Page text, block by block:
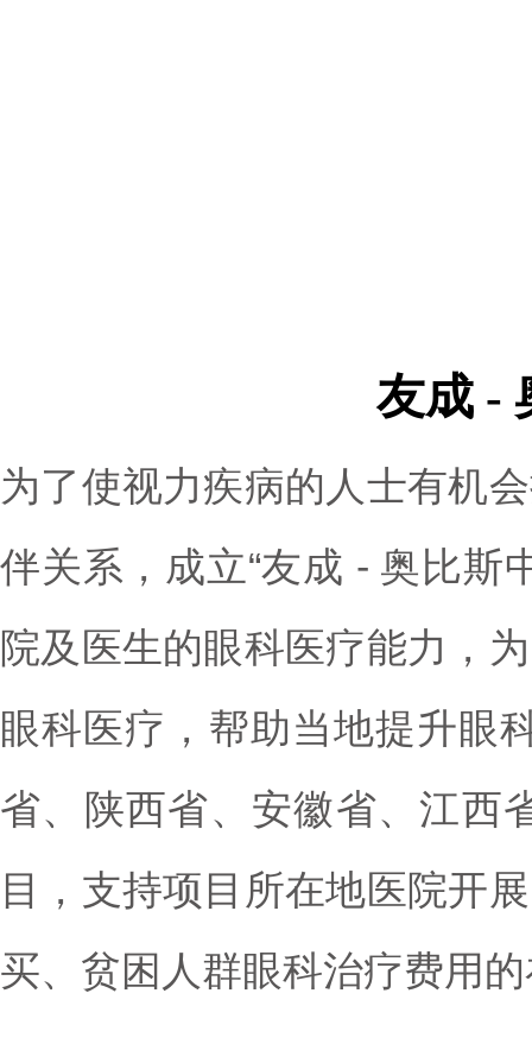
友成 -
为了使视力疾病的人士有机
伴关系，成立“友成 - 奥比斯
院及医生的眼科医疗能力，
眼科医疗，帮助当地提升眼
省、陕西省、安徽省、江西
目，支持项目所在地医院开
买、贫困人群眼科治疗费用